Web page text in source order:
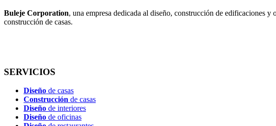
Buleje Corporation, una empresa dedicada al diseño, construcción de edificaciones y
construcción de casas.
SERVICIOS
Diseño de casas
Construcción de casas
Diseño de interiores
Diseño de oficinas